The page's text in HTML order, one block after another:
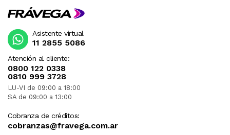
Atención al cliente:
0800 122 0338
0810 999 3728
LU-VI de 09:00 a 18:00
SA de 09:00 a 13:00
Cobranza de créditos:
cobranzas@fravega.com.ar
Asistente virtual
11 2855 5086